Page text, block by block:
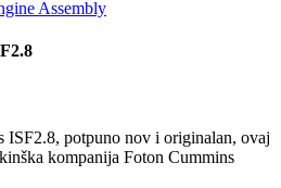
ISF2.8, potpuno nov i originalan, ovaj
kompanija Foton Cummins